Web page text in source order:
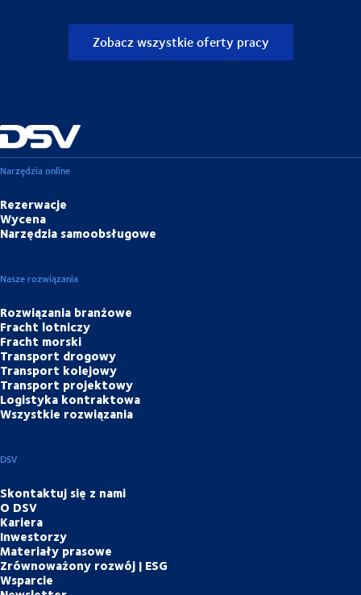
Zobacz wszystkie oferty pracy
Narzędzia online
Rezerwacje
Wycena
Narzędzia samoobsługowe
Nasze rozwiązania
Rozwiązania branżowe
Fracht lotniczy
Fracht morski
Transport drogowy
Transport kolejowy
Transport projektowy
Logistyka kontraktowa
Wszystkie rozwiązania
DSV
Skontaktuj się z nami
O DSV
Kariera
Inwestorzy
Materiały prasowe
Zrównoważony rozwój | ESG
Wsparcie